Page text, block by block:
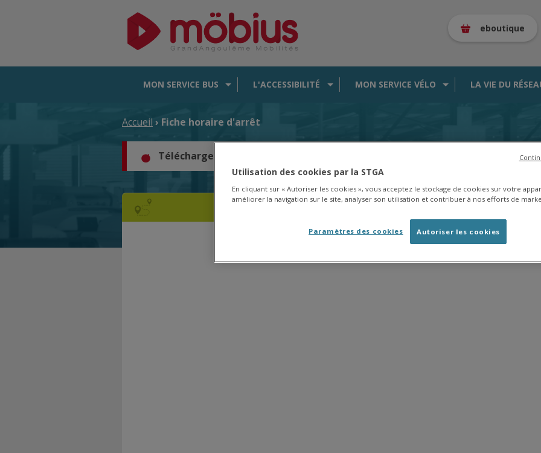
eboutique
MON SERVICE BUS L'ACCESSIBILITÉ MON SERVICE VÉLO LA VIE DU
Accueil › Fiche horaire d'arrêt
Téléchargez les horaires de la saison 2025/2026 en
CARTE DES BUS EN TEMPS RÉEL
Utilisation des cookies par la STGA
En cliquant sur « Autoriser les cookies », vous acceptez le stockage de cookies sur votre
améliorer la navigation sur le site, analyser son utilisation et contribuer à nos efforts de
Autoriser les cookies
Paramètres des cookies